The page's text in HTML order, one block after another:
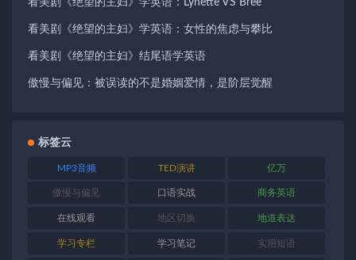
看美剧《绝望的主妇》学英语：女性的焦虑与攀比
看美剧《绝望的主妇》结尾语学英语
傲慢与偏见：被误读的不是婚姻爱情，是阶层觉醒
标签云
MP3音频 TED演讲 亿万
傲慢与偏见 口语实战 商务英语
在线观看 地区切换 地道表达
学习专栏 学习笔记 实用短语